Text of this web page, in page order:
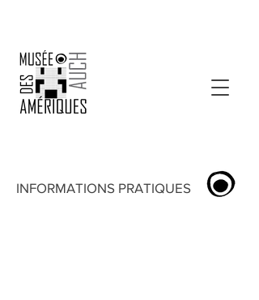
INFORMATIONS PRATIQUES